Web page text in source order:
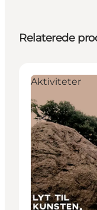
Relaterede
Aktiviteter